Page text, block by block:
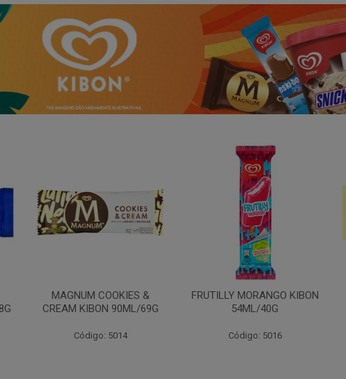
MAGNUM COOKIES &
CREAM KIBON 90ML/69G
Código: 5014
FRUTILLY MORANGO KIBON
54ML/40G
Código: 5016